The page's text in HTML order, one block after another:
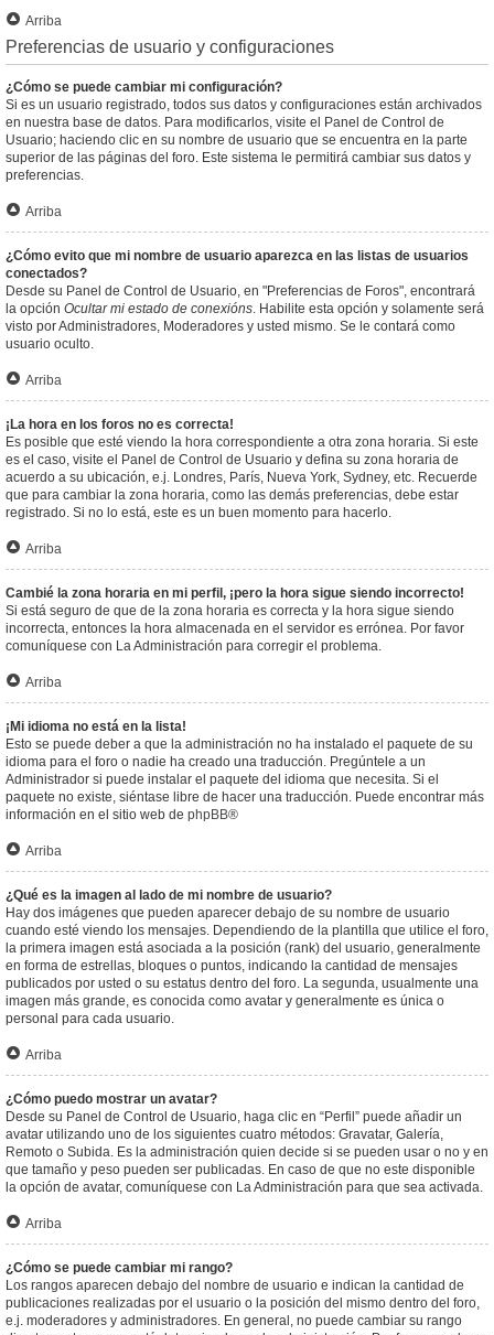
Arriba
Preferencias de usuario y configuraciones
¿Cómo se puede cambiar mi configuración?
Si es un usuario registrado, todos sus datos y configuraciones están archivados
en nuestra base de datos. Para modificarlos, visite el Panel de Control de
Usuario; haciendo clic en su nombre de usuario que se encuentra en la parte
superior de las páginas del foro. Este sistema le permitirá cambiar sus datos y
preferencias.
Arriba
¿Cómo evito que mi nombre de usuario aparezca en las listas de usuarios
conectados?
Desde su Panel de Control de Usuario, en "Preferencias de Foros", encontrará
la opción Ocultar mi estado de conexións. Habilite esta opción y solamente será
visto por Administradores, Moderadores y usted mismo. Se le contará como
usuario oculto.
Arriba
¡La hora en los foros no es correcta!
Es posible que esté viendo la hora correspondiente a otra zona horaria. Si este
es el caso, visite el Panel de Control de Usuario y defina su zona horaria de
acuerdo a su ubicación, e.j. Londres, París, Nueva York, Sydney, etc. Recuerde
que para cambiar la zona horaria, como las demás preferencias, debe estar
registrado. Si no lo está, este es un buen momento para hacerlo.
Arriba
Cambié la zona horaria en mi perfil, ¡pero la hora sigue siendo incorrecto!
Si está seguro de que de la zona horaria es correcta y la hora sigue siendo
incorrecta, entonces la hora almacenada en el servidor es errónea. Por favor
comuníquese con La Administración para corregir el problema.
Arriba
¡Mi idioma no está en la lista!
Esto se puede deber a que la administración no ha instalado el paquete de su
idioma para el foro o nadie ha creado una traducción. Pregúntele a un
Administrador si puede instalar el paquete del idioma que necesita. Si el
paquete no existe, siéntase libre de hacer una traducción. Puede encontrar más
información en el sitio web de phpBB®
Arriba
¿Qué es la imagen al lado de mi nombre de usuario?
Hay dos imágenes que pueden aparecer debajo de su nombre de usuario
cuando esté viendo los mensajes. Dependiendo de la plantilla que utilice el foro,
la primera imagen está asociada a la posición (rank) del usuario, generalmente
en forma de estrellas, bloques o puntos, indicando la cantidad de mensajes
publicados por usted o su estatus dentro del foro. La segunda, usualmente una
imagen más grande, es conocida como avatar y generalmente es única o
personal para cada usuario.
Arriba
¿Cómo puedo mostrar un avatar?
Desde su Panel de Control de Usuario, haga clic en “Perfil” puede añadir un
avatar utilizando uno de los siguientes cuatro métodos: Gravatar, Galería,
Remoto o Subida. Es la administración quien decide si se pueden usar o no y en
que tamaño y peso pueden ser publicadas. En caso de que no este disponible
la opción de avatar, comuníquese con La Administración para que sea activada.
Arriba
¿Cómo se puede cambiar mi rango?
Los rangos aparecen debajo del nombre de usuario e indican la cantidad de
publicaciones realizadas por el usuario o la posición del mismo dentro del foro,
e.j. moderadores y administradores. En general, no puede cambiar su rango